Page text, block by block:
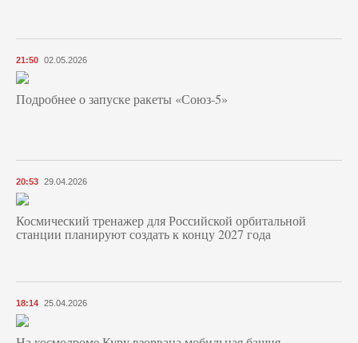
21:50 02.05.2026
Подробнее о запуске ракеты «Союз‑5»
20:53 29.04.2026
Космический тренажер для Российской орбитальной
станции планируют создать к концу 2027 года
18:14 25.04.2026